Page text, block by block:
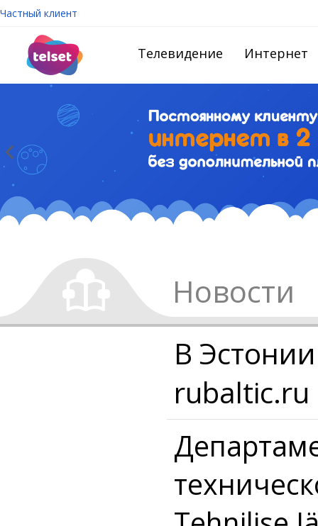
Частный клиент
Телевидение Интернет
Новости
В
rubaltic.ru